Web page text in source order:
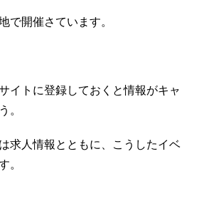
で開催さています。
イトに登録しておくと情報がキャ
。
求人情報とともに、こうしたイベ
。